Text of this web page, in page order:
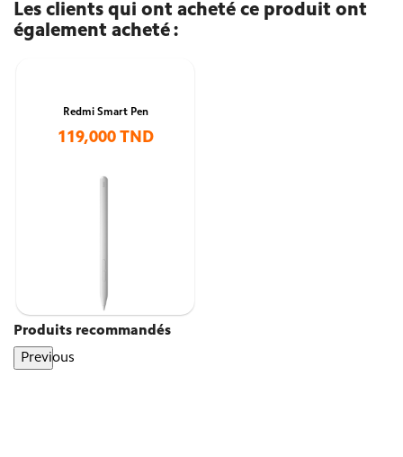
Les clients qui ont acheté ce produit ont
également acheté :
Redmi Smart Pen
119,000 TND
Produits recommandés
Previous